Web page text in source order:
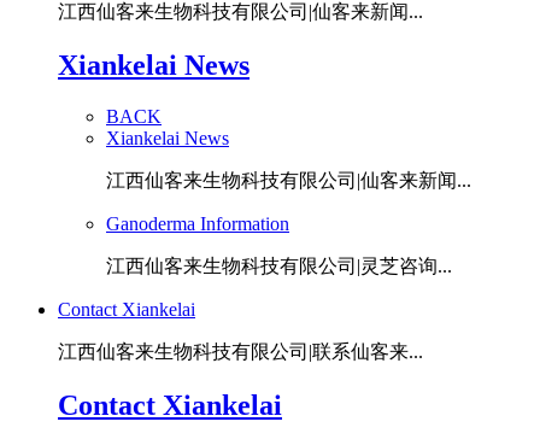
江西仙客来生物科技有限公司|仙客来新闻...
Xiankelai News
BACK
Xiankelai News
江西仙客来生物科技有限公司|仙客来新闻...
Ganoderma Information
江西仙客来生物科技有限公司|灵芝咨询...
Contact Xiankelai
江西仙客来生物科技有限公司|联系仙客来...
Contact Xiankelai